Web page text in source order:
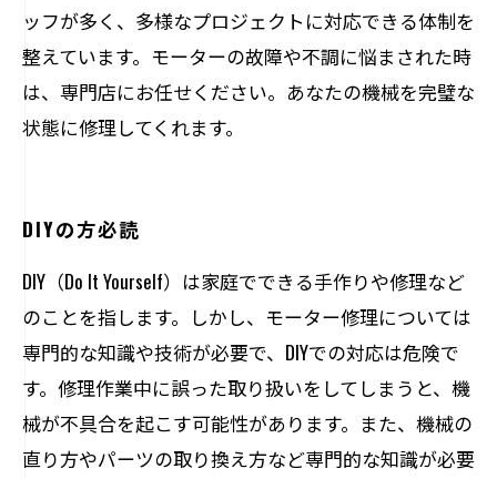
ッフが多く、多様なプロジェクトに対応できる体制を
整えています。モーターの故障や不調に悩まされた時
は、専門店にお任せください。あなたの機械を完璧な
状態に修理してくれます。
DIYの方必読
DIY（Do It Yourself）は家庭でできる手作りや修理など
のことを指します。しかし、モーター修理については
専門的な知識や技術が必要で、DIYでの対応は危険で
す。修理作業中に誤った取り扱いをしてしまうと、機
械が不具合を起こす可能性があります。また、機械の
直り方やパーツの取り換え方など専門的な知識が必要